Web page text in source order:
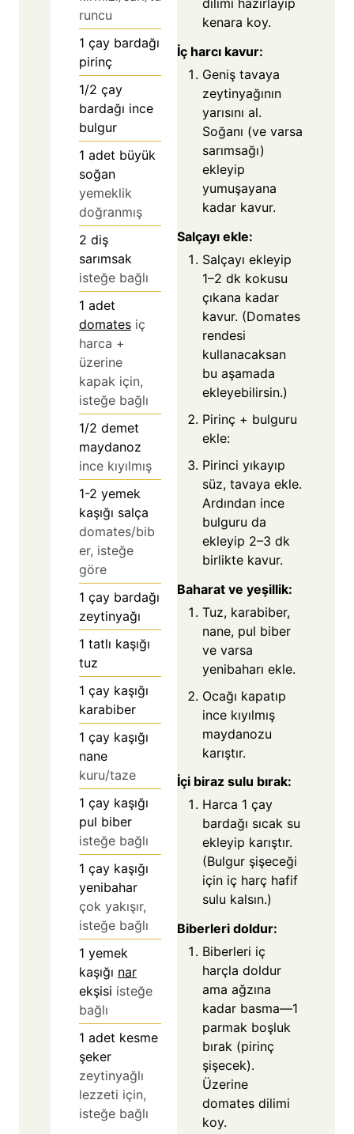
runcu
1 çay bardağı
pirinç
1/2 çay
bardağı ince
bulgur
1 adet büyük
soğan
yemeklik
doğranmış
2 diş
sarımsak
isteğe bağlı
1 adet
domates iç
harca +
üzerine
kapak için,
isteğe bağlı
1/2 demet
maydanoz
ince kıyılmış
1-2 yemek
kaşığı salça
domates/bib
er, isteğe
göre
1 çay bardağı
zeytinyağı
1 tatlı kaşığı
tuz
1 çay kaşığı
karabiber
1 çay kaşığı
nane
kuru/taze
1 çay kaşığı
pul biber
isteğe bağlı
1 çay kaşığı
yenibahar
çok yakışır,
isteğe bağlı
1 yemek
kaşığı nar
ekşisi isteğe
bağlı
1 adet kesme
şeker
zeytinyağlı
lezzeti için,
isteğe bağlı
dilimi hazırlayıp
kenara koy.
İç harcı kavur:
Geniş tavaya
zeytinyağının
yarısını al.
Soğanı (ve varsa
sarımsağı)
ekleyip
yumuşayana
kadar kavur.
Salçayı ekle:
Salçayı ekleyip
1–2 dk kokusu
çıkana kadar
kavur. (Domates
rendesi
kullanacaksan
bu aşamada
ekleyebilirsin.)
Pirinç + bulguru
ekle:
Pirinci yıkayıp
süz, tavaya ekle.
Ardından ince
bulguru da
ekleyip 2–3 dk
birlikte kavur.
Baharat ve yeşillik:
Tuz, karabiber,
nane, pul biber
ve varsa
yenibaharı ekle.
Ocağı kapatıp
ince kıyılmış
maydanozu
karıştır.
İçi biraz sulu bırak:
Harca 1 çay
bardağı sıcak su
ekleyip karıştır.
(Bulgur şişeceği
için iç harç hafif
sulu kalsın.)
Biberleri doldur:
Biberleri iç
harçla doldur
ama ağzına
kadar basma—1
parmak boşluk
bırak (pirinç
şişecek).
Üzerine
domates dilimi
koy.